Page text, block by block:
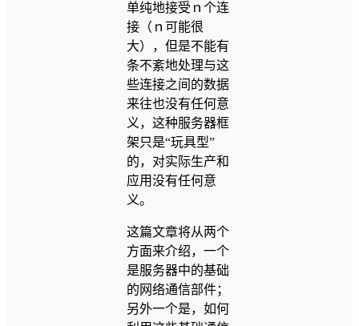
单纯地接受ｎ个连
接（ｎ可能很
大），但是不能有
条不紊地处理与这
些连接之间的数据
来往也没有任何意
义，这种服务器框
架只是“玩具型”
的，对实际生产和
应用没有任何意
义。
这篇文章将从两个
方面来介绍，一个
是服务器中的基础
的网络通信部件；
另外一个是，如何